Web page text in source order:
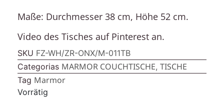
Maße: Durchmesser 38 cm, Höhe 52 cm.
Video des Tisches auf Pinterest an.
SKU FZ-WH/ZR-ONX/M-011TB
Categorias MARMOR COUCHTISCHE, TISCHE
Tag Marmor
Vorrätig